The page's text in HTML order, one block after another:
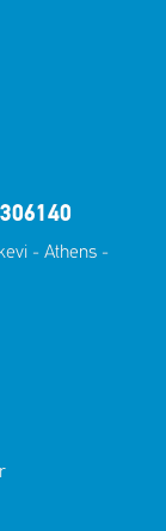
- Athens -